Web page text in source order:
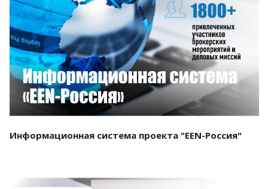
Смотреть проект
Информационная система проекта "EEN-Россия"